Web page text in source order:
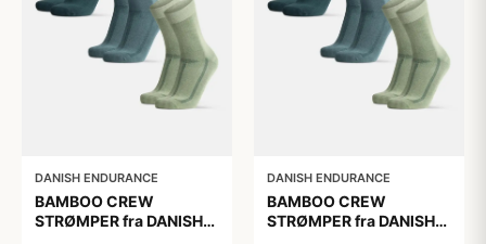
DANISH ENDURANCE
BAMBOO CREW
STRØMPER fra DANISH
DANISH ENDURANCE
BAMBOO CREW
STRØMPER fra DANISH